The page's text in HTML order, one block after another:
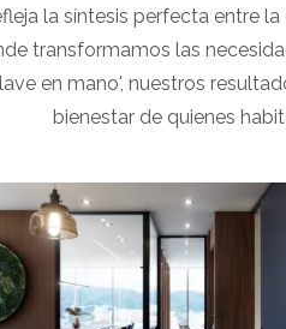
la síntesis perfecta entre
transformamos las
en mano', nuestros
bienestar de quienes
View portfolio: Calmediav Oficina
Calmediav Oficina